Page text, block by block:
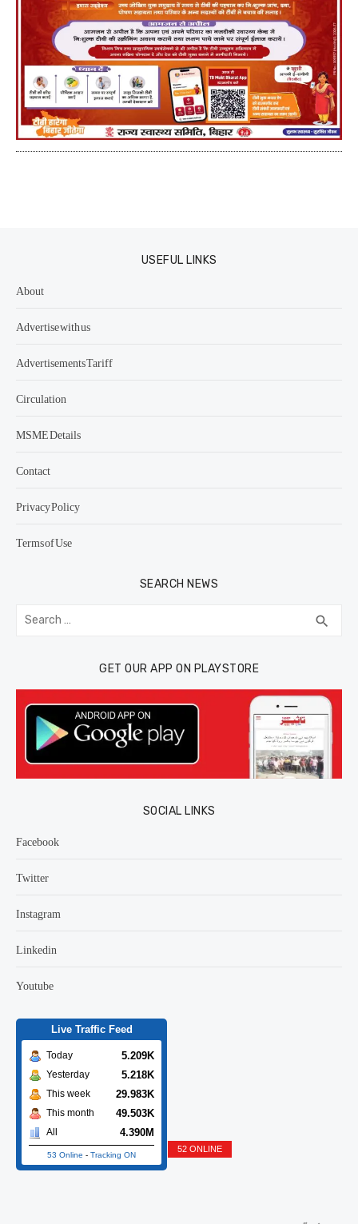
USEFUL LINKS
About
Advertise with us
Advertisements Tariff
Circulation
MSME Details
Contact
Privacy Policy
Terms of Use
SEARCH NEWS
Search
for: search
GET OUR APP ON PLAYSTORE
SOCIAL LINKS
Facebook
Twitter
Instagram
Linkedin
Youtube
Live Traffic Feed
Today 5.209K
Yesterday 5.218K
This week 29.983K
This month 49.503K
All 4.390M
53 Online - Tracking ON
52 ONLINE